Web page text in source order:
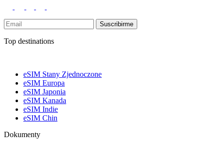
Suscribirme
Top destinations
eSIM Stany Zjednoczone
eSIM Europa
eSIM Japonia
eSIM Kanada
eSIM Indie
eSIM Chin
Dokumenty